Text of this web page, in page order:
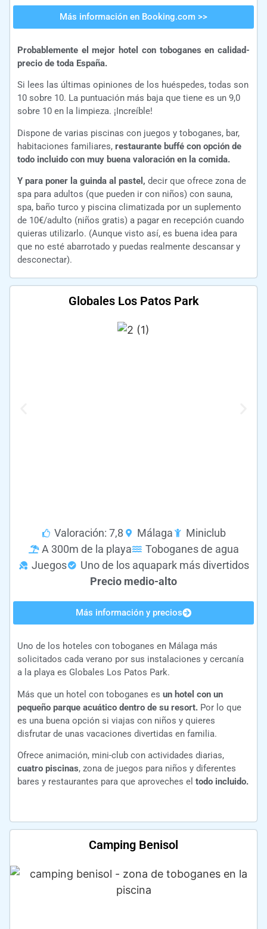
Más información en Booking.com >>
Probablemente el mejor hotel con toboganes en calidad-
precio de toda España.
Si lees las últimas opiniones de los huéspedes, todas son
10 sobre 10. La puntuación más baja que tiene es un 9,0
sobre 10 en la limpieza. ¡Increíble!
Dispone de varias piscinas con juegos y toboganes, bar,
habitaciones familiares, restaurante buffé con opción de
todo incluido con muy buena valoración en la comida.
Y para poner la guinda al pastel, decir que ofrece zona de
spa para adultos (que pueden ir con niños) con sauna,
spa, baño turco y piscina climatizada por un suplemento
de 10€/adulto (niños gratis) a pagar en recepción cuando
quieras utilizarlo. (Aunque visto así, es buena idea para
que no esté abarrotado y puedas realmente descansar y
desconectar).
Globales Los Patos Park
Valoración: 7,8 Málaga
Miniclub
A 300m de la playa
Toboganes de agua
Juegos
Uno de los aquapark más divertidos
Precio medio-alto
Más información y precios
Uno de los hoteles con toboganes en Málaga más
solicitados cada verano por sus instalaciones y cercanía
a la playa es Globales Los Patos Park.
Más que un hotel con toboganes es un hotel con un
pequeño parque acuático dentro de su resort. Por lo que
es una buena opción si viajas con niños y quieres
disfrutar de unas vacaciones divertidas en familia.
Ofrece animación, mini-club con actividades diarias,
cuatro piscinas, zona de juegos para niños y diferentes
bares y restaurantes para que aproveches el todo incluido.
Camping Benisol